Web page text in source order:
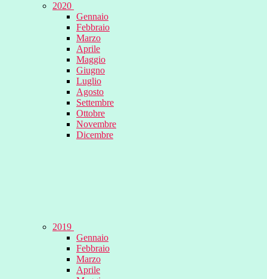
2020
Gennaio
Febbraio
Marzo
Aprile
Maggio
Giugno
Luglio
Agosto
Settembre
Ottobre
Novembre
Dicembre
2019
Gennaio
Febbraio
Marzo
Aprile